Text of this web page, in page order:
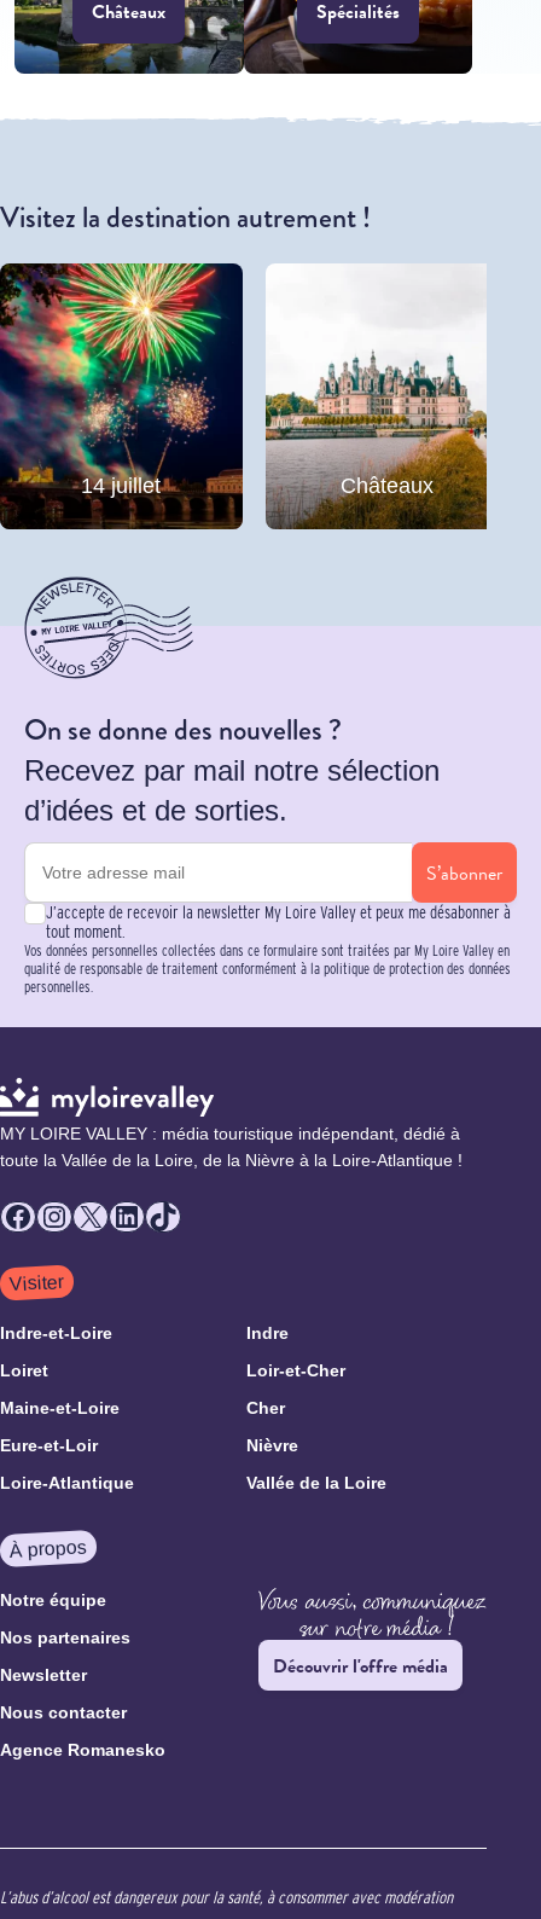
Châteaux Spécialités
Visitez la destination autrement !
14 juillet Châteaux
On se donne des nouvelles ?
Recevez par mail notre sélection
d’idées et de sorties.
S’abonner
J’accepte de recevoir la newsletter My Loire Valley et peux me désabonner à
tout moment.
Vos données personnelles collectées dans ce formulaire sont traitées par My Loire Valley en
qualité de responsable de traitement conformément à la politique de protection des données
personnelles.
MY LOIRE VALLEY : média touristique indépendant, dédié à
toute la Vallée de la Loire, de la Nièvre à la Loire-Atlantique !
Facebook
Instagram
X LinkedIn
TikTok
Visiter
Indre-et-Loire
Indre
Loiret
Loir-et-Cher
Maine-et-Loire
Cher
Eure-et-Loir
Nièvre
Loire-Atlantique
Vallée de la Loire
À propos
Notre équipe
Nos partenaires
Newsletter
Nous contacter
Agence Romanesko
Découvrir l'offre média
L’abus d’alcool est dangereux pour la santé, à consommer avec modération